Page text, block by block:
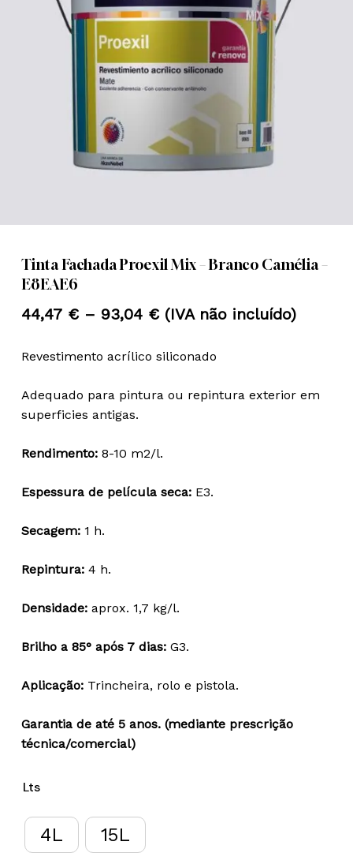
Tinta Fachada Proexil Mix – Branco Camélia –
E8EAE6
44,47 € – 93,04 €Price
44,47 €
93,04 €
(IVA não incluído)
Revestimento acrílico siliconado
Adequado para pintura ou repintura exterior em
superficies antigas.
Rendimento:8-10 m2/l.
Espessura de película seca:E3.
Secagem:1 h.
Repintura:4 h.
Densidade:aprox. 1,7 kg/l.
Brilho a 85° após 7 dias:G3.
Aplicação:Trincheira, rolo e pistola.
Garantia de até 5 anos. (mediante prescrição
técnica/comercial)
Lts
4L 15L
Nome*
Email